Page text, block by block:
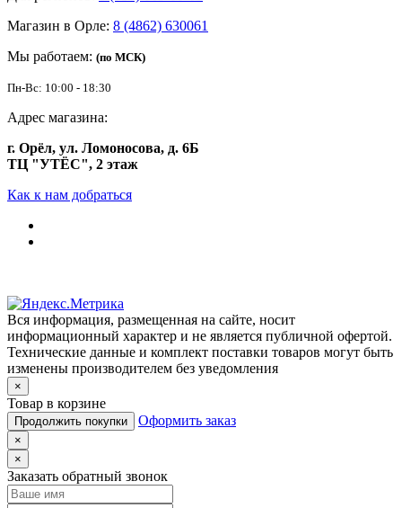
Магазин в Орле: 8 (4862) 630061
Мы работаем: (по МСК)
Пн-Вс: 10:00 - 18:30
Адрес магазина:
г. Орёл, ул. Ломоносова, д. 6Б
ТЦ "УТЁС", 2 этаж
Как к нам добраться
Вся информация, размещенная на сайте, носит
информационный характер и не является публичной офертой.
Технические данные и комплект поставки товаров могут быть
изменены производителем без уведомления
×
Товар в корзине
Продолжить покупки Оформить заказ
×
×
Заказать обратный звонок